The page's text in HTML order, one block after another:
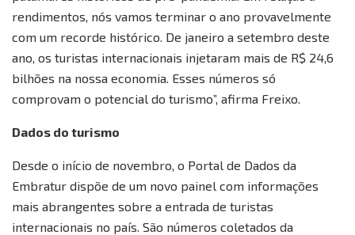
rendimentos, nós vamos terminar o ano provavelmente
com um recorde histórico. De janeiro a setembro deste
ano, os turistas internacionais injetaram mais de R$ 24,6
bilhões na nossa economia. Esses números só
comprovam o potencial do turismo”, afirma Freixo.
Dados do turismo
Desde o início de novembro, o Portal de Dados da
Embratur dispõe de um novo painel com informações
mais abrangentes sobre a entrada de turistas
internacionais no país. São números coletados da